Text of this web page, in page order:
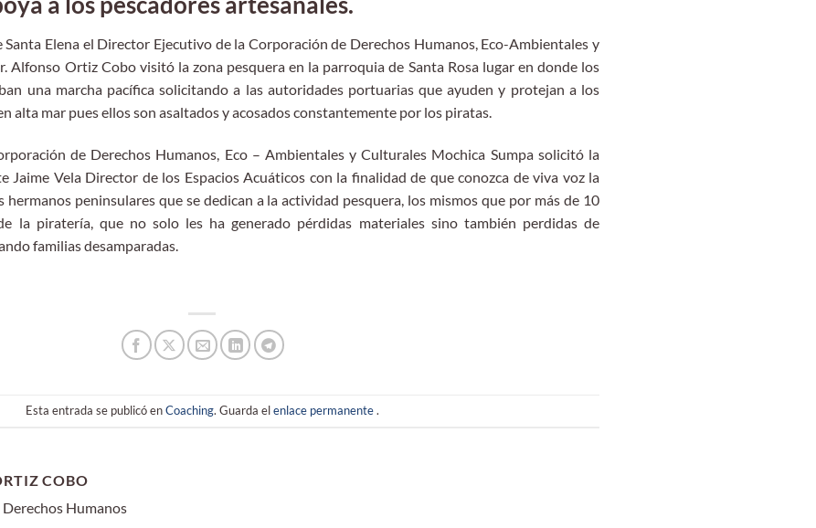
Santa Elena el Director Ejecutivo de la Corporación de Derechos Humanos, Eco-Ambientales y
Alfonso Ortiz Cobo visitó la zona pesquera en la parroquia de Santa Rosa lugar en donde los
una marcha pacífica solicitando a las autoridades portuarias que ayuden y protejan a los
alta mar pues ellos son asaltados y acosados constantemente por los piratas.
de Derechos Humanos, Eco – Ambientales y Culturales Mochica Sumpa solicitó la
Jaime Vela Director de los Espacios Acuáticos con la finalidad de que conozca de viva voz la
peninsulares que se dedican a la actividad pesquera, los mismos que por más de 10
la piratería, que no solo les ha generado pérdidas materiales sino también perdidas de
familias desamparadas.
Esta entrada se publicó enCoaching. Guarda elenlace permanente.
COBO
Humanos